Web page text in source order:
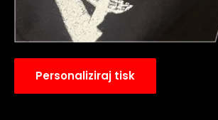
Personaliziraj tisk